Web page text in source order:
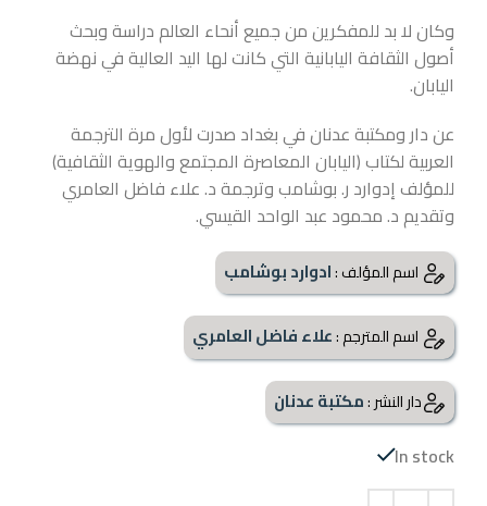
وكان لا بد للمفكرين من جميع أنحاء العالم دراسة وبحث
أصول الثقافة اليابانية التي كانت لها اليد العالية في نهضة
اليابان.
عن دار ومكتبة عدنان في بغداد صدرت لأول مرة الترجمة
العربية لكتاب (اليابان المعاصرة المجتمع والهوية الثقافية)
للمؤلف إدوارد ر. بوشامب وترجمة د. علاء فاضل العامري
وتقديم د. محمود عبد الواحد القيسي.
اسم المؤلف :ادوارد بوشامب
اسم المترجم :علاء فاضل العامري
دار النشر :مكتبة عدنان
In stock